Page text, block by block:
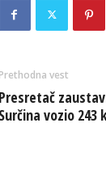
Prethodna vest
Presretač
Surčina vozio 243